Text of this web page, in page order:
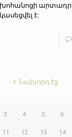
է:
Նախորդ էջ
3 4 5 6
11 12 13 14